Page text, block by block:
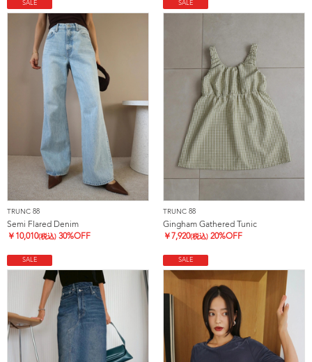
SALE
TRUNC 88
Semi Flared Denim
￥ 10,010(税込) 30%OFF
SALE
TRUNC 88
Gingham Gathered Tunic
￥ 7,920(税込) 20%OFF
SALE SALE